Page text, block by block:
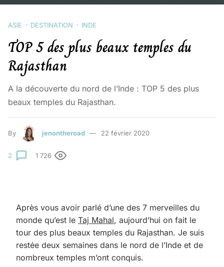
ASIE DESTINATION INDE
TOP 5 des plus beaux temples du
Rajasthan
A la découverte du nord de l’Inde : TOP 5 des plus
beaux temples du Rajasthan.
By jenontheroad 22 février 2020
2 1 726
Après vous avoir parlé d’une des 7 merveilles du
monde qu’est le Taj Mahal, aujourd’hui on fait le
tour des plus beaux temples du Rajasthan. Je suis
restée deux semaines dans le nord de l’Inde et de
nombreux temples m’ont conquis.